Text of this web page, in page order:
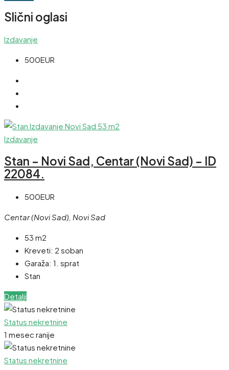
Slični oglasi
Izdavanje
500EUR
Izdavanje
Stan – Novi Sad, Centar (Novi Sad) – ID
22084.
500EUR
Centar (Novi Sad), Novi Sad
53 m2
Kreveti: 2 soban
Garaža: 1. sprat
Stan
Detalji
Status nekretnine
1 mesec ranije
Status nekretnine